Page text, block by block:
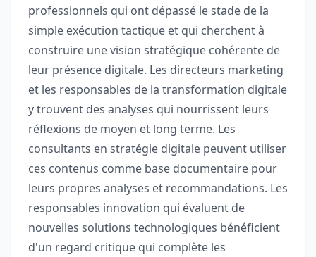
professionnels qui ont dépassé le stade de la
simple exécution tactique et qui cherchent à
construire une vision stratégique cohérente de
leur présence digitale. Les directeurs marketing
et les responsables de la transformation digitale
y trouvent des analyses qui nourrissent leurs
réflexions de moyen et long terme. Les
consultants en stratégie digitale peuvent utiliser
ces contenus comme base documentaire pour
leurs propres analyses et recommandations. Les
responsables innovation qui évaluent de
nouvelles solutions technologiques bénéficient
d'un regard critique qui complète les